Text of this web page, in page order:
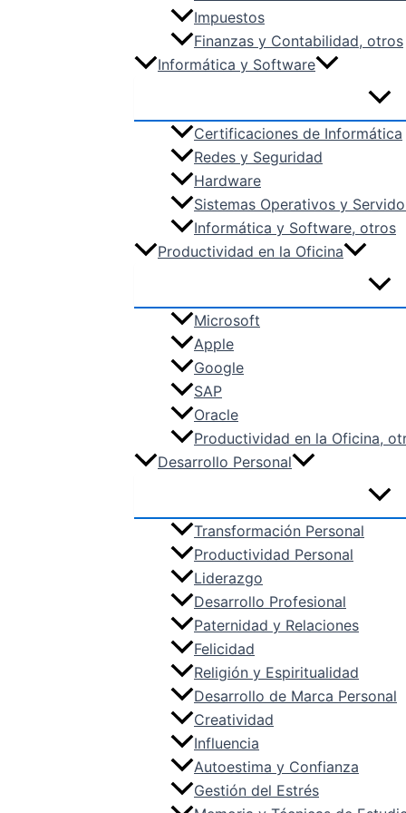
Impuestos
Finanzas y Contabilidad, otros
Informática y Software
Certificaciones de Informática
Redes y Seguridad
Hardware
Sistemas Operativos y
Informática y Software, otros
Productividad en la Oficina
Microsoft
Apple
Google
SAP
Oracle
Productividad en la Oficina,
Desarrollo Personal
Transformación Personal
Productividad Personal
Liderazgo
Desarrollo Profesional
Paternidad y Relaciones
Felicidad
Religión y Espiritualidad
Desarrollo de Marca Personal
Creatividad
Influencia
Autoestima y Confianza
Gestión del Estrés